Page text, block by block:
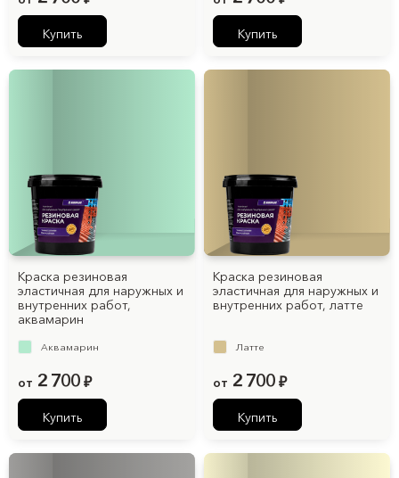
Купить Купить
Краска резиновая
эластичная для наружных и
внутренних работ,
аквамарин
Аквамарин
от 2 700 ₽
Купить
Краска резиновая
эластичная для наружных и
внутренних работ, латте
Латте
от 2 700 ₽
Купить